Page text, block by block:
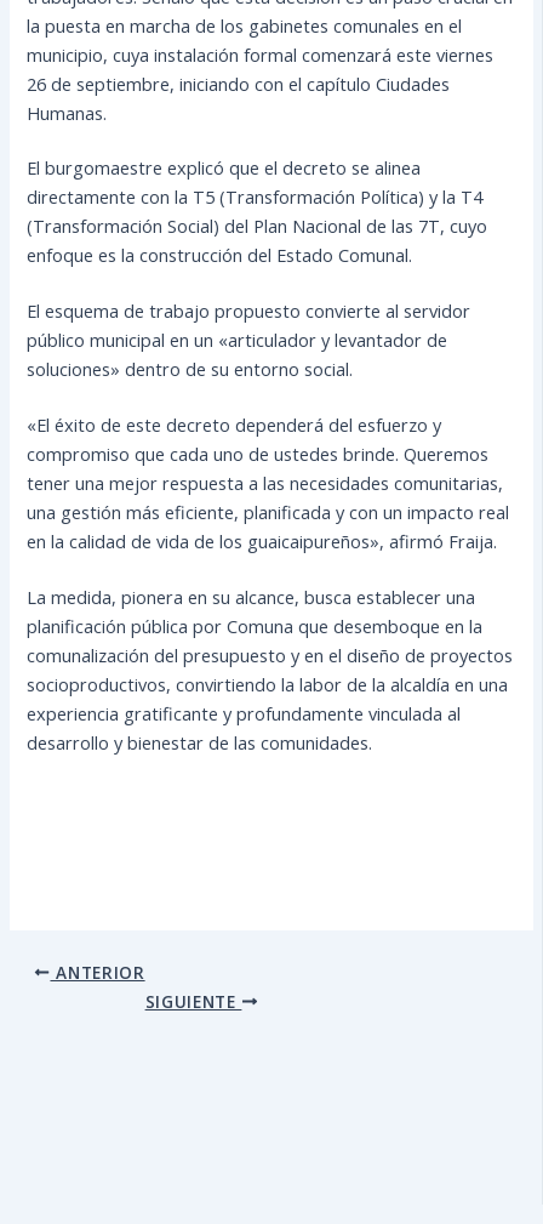
la puesta en marcha de los gabinetes comunales en el
municipio, cuya instalación formal comenzará este viernes
26 de septiembre, iniciando con el capítulo Ciudades
Humanas.
El burgomaestre explicó que el decreto se alinea
directamente con la T5 (Transformación Política) y la T4
(Transformación Social) del Plan Nacional de las 7T, cuyo
enfoque es la construcción del Estado Comunal.
El esquema de trabajo propuesto convierte al servidor
público municipal en un «articulador y levantador de
soluciones» dentro de su entorno social.
«El éxito de este decreto dependerá del esfuerzo y
compromiso que cada uno de ustedes brinde. Queremos
tener una mejor respuesta a las necesidades comunitarias,
una gestión más eficiente, planificada y con un impacto real
en la calidad de vida de los guaicaipureños», afirmó Fraija.
La medida, pionera en su alcance, busca establecer una
planificación pública por Comuna que desemboque en la
comunalización del presupuesto y en el diseño de proyectos
socioproductivos, convirtiendo la labor de la alcaldía en una
experiencia gratificante y profundamente vinculada al
desarrollo y bienestar de las comunidades.
ANTERIOR
SIGUIENTE